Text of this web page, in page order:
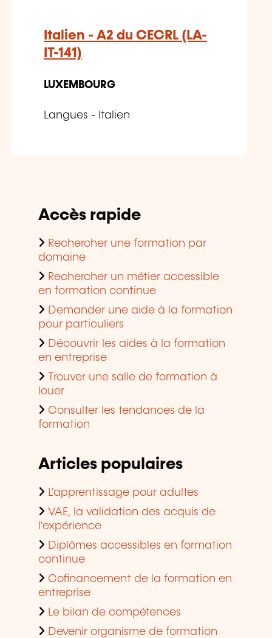
Italien - A2 du CECRL (LA-
IT-141)
LUXEMBOURG
Langues - Italien
Accès rapide
Rechercher une formation par
domaine
Rechercher un métier accessible
en formation continue
Demander une aide à la formation
pour particuliers
Découvrir les aides à la formation
en entreprise
Trouver une salle de formation à
louer
Consulter les tendances de la
formation
Articles populaires
L'apprentissage pour adultes
VAE, la validation des acquis de
l'expérience
Diplômes accessibles en formation
continue
Cofinancement de la formation en
entreprise
Le bilan de compétences
Devenir organisme de formation